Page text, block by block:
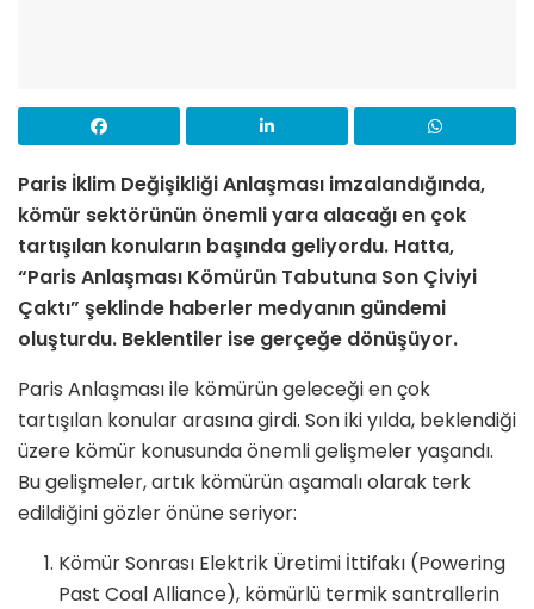
Paris İklim Değişikliği Anlaşması imzalandığında,
kömür sektörünün önemli yara alacağı en çok
tartışılan konuların başında geliyordu. Hatta,
“Paris Anlaşması Kömürün Tabutuna Son Çiviyi
Çaktı” şeklinde haberler medyanın gündemi
oluşturdu. Beklentiler ise gerçeğe dönüşüyor.
Paris Anlaşması ile kömürün geleceği en çok
tartışılan konular arasına girdi. Son iki yılda, beklendiği
üzere kömür konusunda önemli gelişmeler yaşandı.
Bu gelişmeler, artık kömürün aşamalı olarak terk
edildiğini gözler önüne seriyor:
Kömür Sonrası Elektrik Üretimi İttifakı (Powering
Past Coal Alliance), kömürlü termik santrallerin